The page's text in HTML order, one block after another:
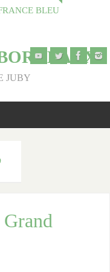
BLEU
JUBY
Grand